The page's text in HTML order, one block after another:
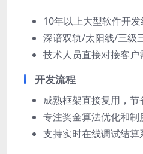
10年以上大型软件开
深谙双轨/太阳线/三级
技术人员直接对接客户
开发流程
成熟框架直接复用，
专注奖金算法优化和制
支持实时在线调试结算